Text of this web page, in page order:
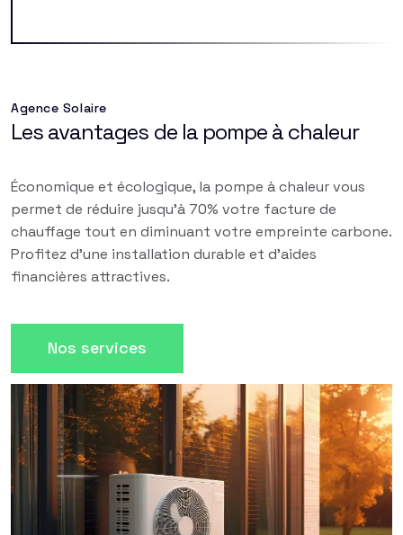
Agence Solaire
Les avantages de la pompe à chaleur
Économique et écologique, la pompe à chaleur vous
permet de réduire jusqu'à 70% votre facture de
chauffage tout en diminuant votre empreinte carbone.
Profitez d'une installation durable et d'aides
financières attractives.
Nos services